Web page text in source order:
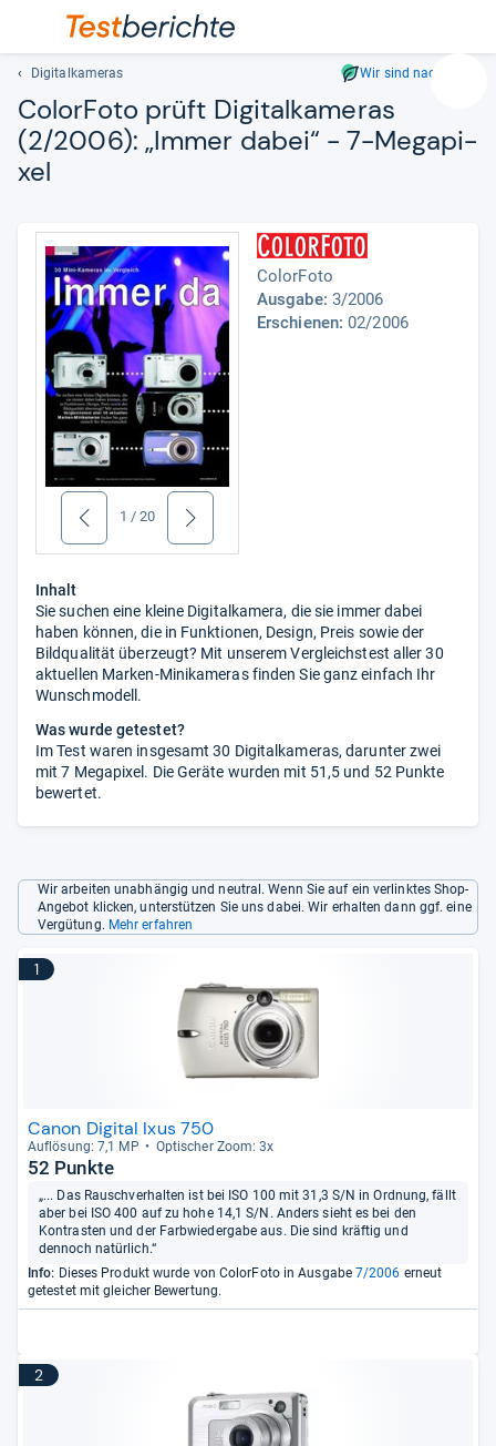
Sie
Digitalkameras Wir sind nachhaltig
Color­Foto prüft Digi­tal­ka­me­ras
(2/2006): „Immer dabei“ -​ 7-​Mega­pi­
xel
zurück 1 / 20 weiter
ColorFoto
Ausgabe: 3/2006
Erschienen: 02/2006
Inhalt
Sie suchen eine kleine Digitalkamera, die sie immer dabei
haben können, die in Funktionen, Design, Preis sowie der
Bildqualität überzeugt? Mit unserem Vergleichstest aller 30
aktuellen Marken-Minikameras finden Sie ganz einfach Ihr
Wunschmodell.
Was wurde getestet?
Im Test waren insgesamt 30 Digitalkameras, darunter zwei
mit 7 Megapixel. Die Geräte wurden mit 51,5 und 52 Punkte
bewertet.
Wir arbeiten unabhängig und neutral. Wenn Sie auf ein verlinktes Shop-
Angebot klicken, unterstützen Sie uns dabei. Wir erhalten dann ggf. eine
Vergütung. Mehr erfahren
1
Canon Digital Ixus 750
Auf­lö­sung: 7,1 MP Opti­scher Zoom: 3x
52 Punkte
„... Das Rauschverhalten ist bei ISO 100 mit 31,3 S/N in Ordnung, fällt
aber bei ISO 400 auf zu hohe 14,1 S/N. Anders sieht es bei den
Kontrasten und der Farbwiedergabe aus. Die sind kräftig und
dennoch natürlich.“
Info: Dieses Produkt wurde von ColorFoto in Ausgabe 7/2006 erneut
getestet mit gleicher Bewertung.
2